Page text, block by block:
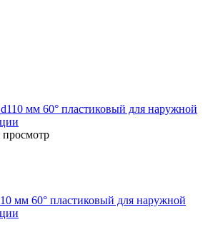
мм 60° пластиковый для наружной